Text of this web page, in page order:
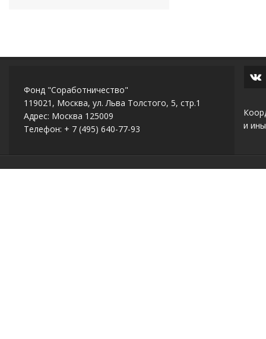
Фонд "Соработничество"
119021, Москва, ул. Льва Толстого, 5, стр.1
Адрес: Москва 125009
Телефон: + 7 (495) 640-77-93
и